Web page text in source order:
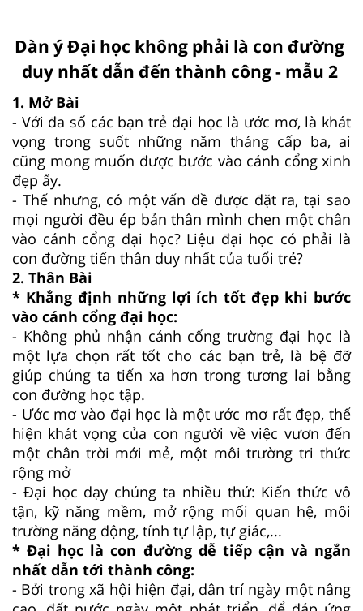
Dàn ý Đại học không phải là con đường
duy nhất dẫn đến thành công - mẫu 2
1. Mở Bài
- Với đa số các bạn trẻ đại học là ước mơ, là khát
vọng trong suốt những năm tháng cấp ba, ai
cũng mong muốn được bước vào cánh cổng xinh
đẹp ấy.
- Thế nhưng, có một vấn đề được đặt ra, tại sao
mọi người đều ép bản thân mình chen một chân
vào cánh cổng đại học? Liệu đại học có phải là
con đường tiến thân duy nhất của tuổi trẻ?
2. Thân Bài
* Khẳng định những lợi ích tốt đẹp khi bước
vào cánh cổng đại học:
- Không phủ nhận cánh cổng trường đại học là
một lựa chọn rất tốt cho các bạn trẻ, là bệ đỡ
giúp chúng ta tiến xa hơn trong tương lai bằng
con đường học tập.
- Ước mơ vào đại học là một ước mơ rất đẹp, thể
hiện khát vọng của con người về việc vươn đến
một chân trời mới mẻ, một môi trường tri thức
rộng mở
- Đại học dạy chúng ta nhiều thứ: Kiến thức vô
tận, kỹ năng mềm, mở rộng mối quan hệ, môi
trường năng động, tính tự lập, tự giác,...
* Đại học là con đường dễ tiếp cận và ngắn
nhất dẫn tới thành công:
- Bởi trong xã hội hiện đại, dân trí ngày một nâng